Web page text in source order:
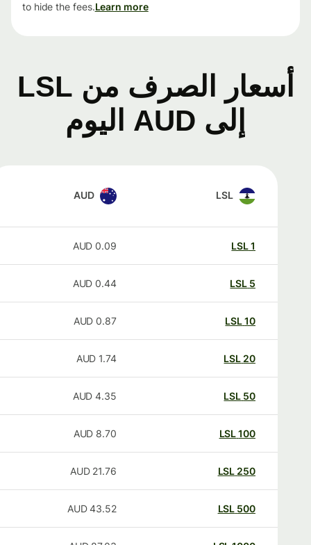
to hide the fees.Learn more
أسعار الصرف من LSL
إلى AUD اليوم
LSL
AUD
LSL
0.09
AUD
LSL
0.44
AUD
LSL
0.87
AUD
20
LSL
1.74
AUD
50
LSL
4.35
AUD
100
LSL
8.70
AUD
250
LSL
21.76
AUD
500
LSL
43.52
AUD